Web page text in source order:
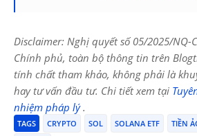
Disclaimer: Nghị quyết số 05/2025/NQ-
Chính phủ, toàn bộ thông tin trên
tính chất tham khảo, không phải là
hay tư vấn đầu tư. Chi tiết xem tại
nhiệm pháp lý.
TAGS CRYPTO SOL SOLANA ETF TIỀN